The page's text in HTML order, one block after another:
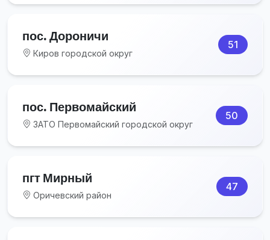
пос. Дороничи
Киров городской округ
51
пос. Первомайский
ЗАТО Первомайский городской округ
50
пгт Мирный
Оричевский район
47